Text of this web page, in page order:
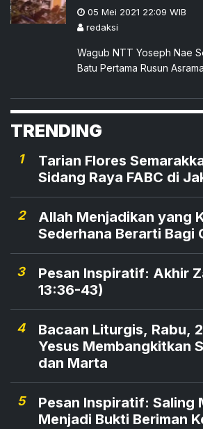
Mataloko
05 Mei 2021 22:09 WIB
redaksi
Wagub NTT Yoseph Nae
Batu Pertama Rusun
Gubernur Provinsi Nusa
TRENDING
1
Tarian Flores
Sidang Raya FABC di
2
Allah Menjadikan yang
Sederhana
3
Pesan Inspiratif: Akhir
13:36-43)
4
Bacaan Liturgis, Rabu,
Yesus Membangkitkan
dan Marta
5
Pesan Inspiratif: Saling
Menjadi Bukti Beriman